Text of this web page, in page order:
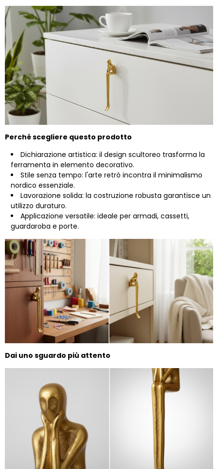
Perché scegliere questo prodotto
Dichiarazione artistica: il design scultoreo trasforma la
ferramenta in elemento decorativo.
Stile senza tempo: l'arte retrò incontra il minimalismo
nordico essenziale.
Lavorazione solida: la costruzione robusta garantisce un
utilizzo duraturo.
Applicazione versatile: ideale per armadi, cassetti,
guardaroba e porte.
Dai uno sguardo più attento